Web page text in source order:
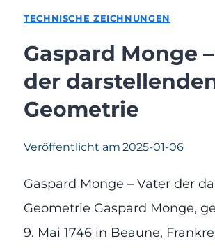
TECHNISCHE ZEICHNUNGEN
Gaspard Monge
der
Geometrie
Veröffentlicht am 2025-01-06
Gaspard Monge – Vater der
Geometrie Gaspard Monge,
9. Mai 1746 in Beaune,